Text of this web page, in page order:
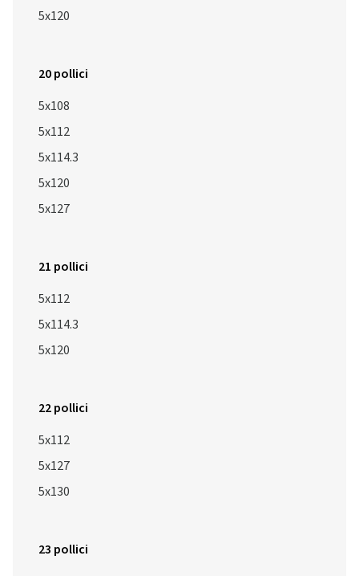
5x120
20 pollici
5x108
5x112
5x114.3
5x120
5x127
21 pollici
5x112
5x114.3
5x120
22 pollici
5x112
5x127
5x130
23 pollici